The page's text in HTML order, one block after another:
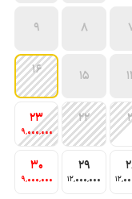
8
9
15
16
22
23
9٬000٬000
29
12٬000٬000
30
9٬000٬000